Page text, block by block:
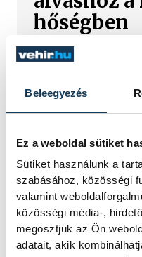
Beleegyezés
Ez a weboldal sütiket
Sütiket használunk a
szabásához, közösségi
valamint
közösségi média-,
megosztjuk az Ön
adatait, akik
hőségben
A tartós
viseli meg a
éjszakai
az éjszakákat
ingerlékennyé
következő
lakás
abban, hogy
akadályozzák a